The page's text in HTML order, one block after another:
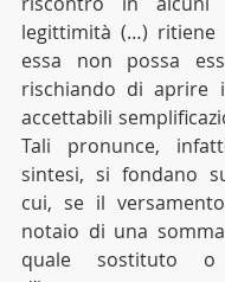
legittimità (…) ritiene
essa non possa
rischiando di aprire
accettabili
Tali pronunce,
sintesi, si fondano
cui, se il
notaio di una
quale sostituto o